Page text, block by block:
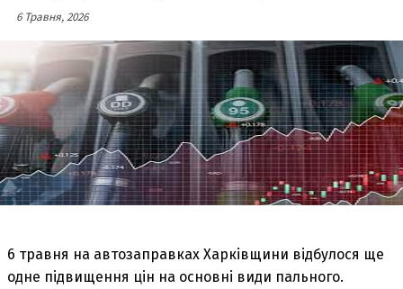
6 Травня, 2026
6 травня на автозаправках Харківщини відбулося ще
одне підвищення цін на основні види пального.